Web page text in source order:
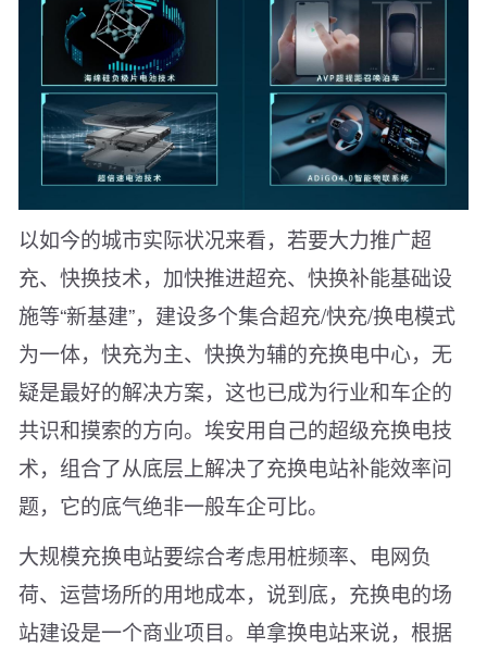
以如今的城市实际状况来看，若要大力推广超
充、快换技术，加快推进超充、快换补能基础设
施等“新基建”，建设多个集合超充/快充/换电模式
为一体，快充为主、快换为辅的充换电中心，无
疑是最好的解决方案，这也已成为行业和车企的
共识和摸索的方向。埃安用自己的超级充换电技
术，组合了从底层上解决了充换电站补能效率问
题，它的底气绝非一般车企可比。
大规模充换电站要综合考虑用桩频率、电网负
荷、运营场所的用地成本，说到底，充换电的场
站建设是一个商业项目。单拿换电站来说，根据